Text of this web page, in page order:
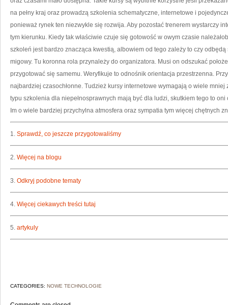
na pełny kraj oraz prowadzą szkolenia schematyczne, internetowe i
ponieważ rynek ten niezwykle się rozwija. Aby pozostać trenerem wystarczy
tym kierunku. Kiedy tak właściwie czuje się gotowość w owym czasie
szkoleń jest bardzo znacząca kwestią, albowiem od tego zależy to czy
migowy. Tu koronna rola przynależy do organizatora. Musi on odszukać
przygotować się samemu. Weryfikuje to odnośnik orientacja przestrzenna.
najbardziej czasochłonne. Tudzież kursy internetowe wymagają o wiele
typu szkolenia dla niepełnosprawnych mają być dla ludzi, skutkiem tego to
Im o wiele bardziej przychylna atmosfera oraz sympatia tym więcej chętnych
1. Sprawdź, co jeszcze przygotowaliśmy
2. Więcej na blogu
3. Odkryj podobne tematy
4. Więcej ciekawych treści tutaj
5. artykuly
CATEGORIES: NOWE TECHNOLOGIE